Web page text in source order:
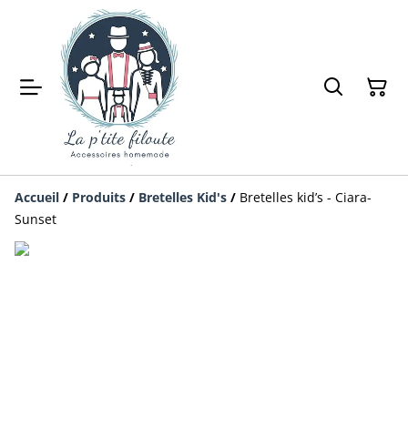
Accueil / Produits / Bretelles Kid's / Bretelles kid’s - Ciara-
Sunset